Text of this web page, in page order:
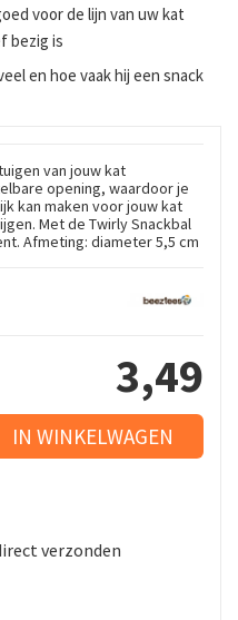
voor de lijn van uw kat
bezig is
en hoe vaak hij een snack
van jouw kat
opening, waardoor je
kan maken voor jouw kat
Met de Twirly Snackbal
Afmeting: diameter 5,5 cm
3,49
verzonden